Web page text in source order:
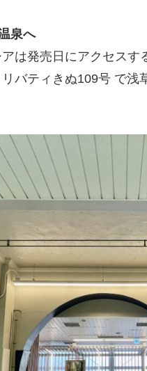
泉へ
は発売日にアクセス
バティきぬ109号 で